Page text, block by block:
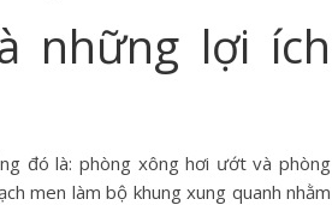
những lợi ích
đó là: phòng xông hơi ướt và phòng
men làm bộ khung xung quanh nhằm